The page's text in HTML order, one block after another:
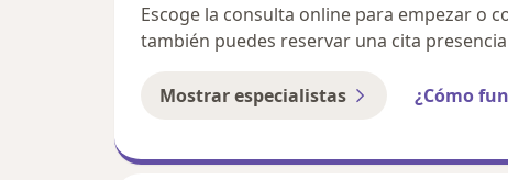
Escoge la consulta online para empezar o
también puedes reservar una cita
Mostrar especialistas ¿Cómo